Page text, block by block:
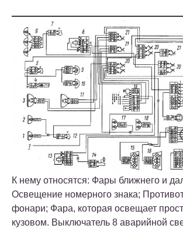
К нему относятся: Фары ближнего и
Освещение номерного знака;
фонари; Фара, которая освещает
кузовом. Выключатель 8 аварийной